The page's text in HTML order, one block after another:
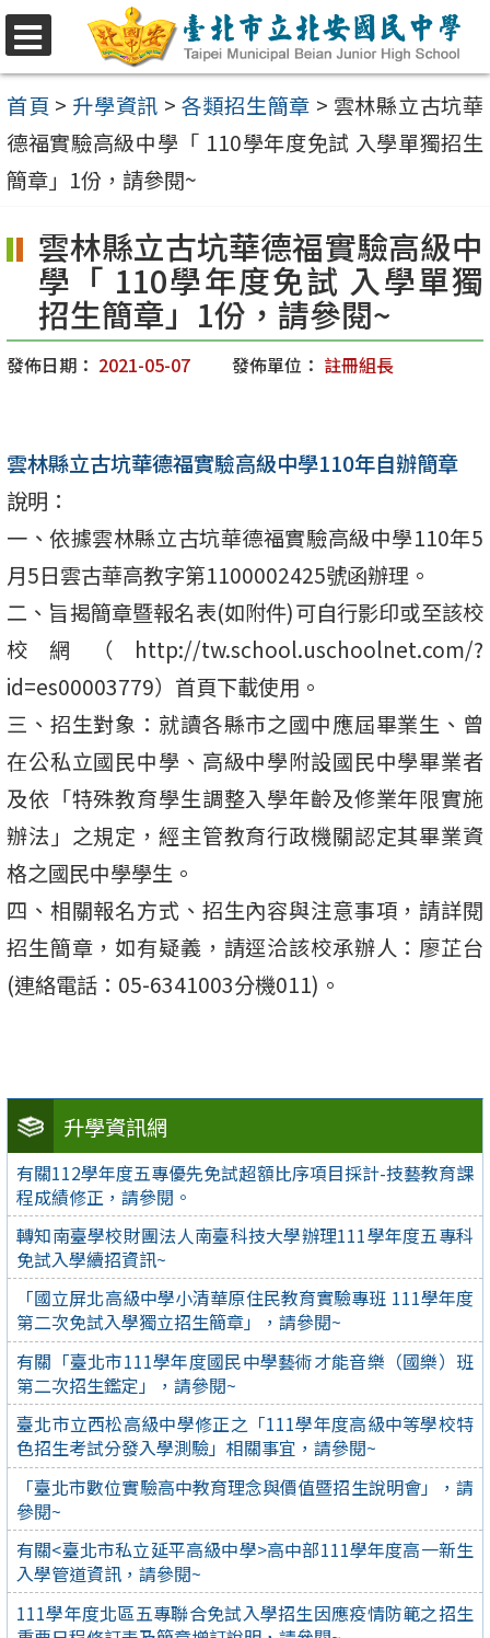
選
單
跳
至
主
要
內
區
首頁 > 升學資訊 > 各類招生簡章 > 雲林縣立古坑華
德福實驗高級中學「 110學年度免試 入學單獨招生
簡章」1份，請參閱~
升學資訊網
有關112學年度五專優先免試超額比序項目採計-技藝教育課
程成績修正，請參閱。
轉知南臺學校財團法人南臺科技大學辦理111學年度五專科
免試入學續招資訊~
「國立屏北高級中學小清華原住民教育實驗專班 111學年度
第二次免試入學獨立招生簡章」，請參閱~
有關「臺北市111學年度國民中學藝術才能音樂（國樂）班
第二次招生鑑定」，請參閱~
臺北市立西松高級中學修正之「111學年度高級中等學校特
色招生考試分發入學測驗」相關事宜，請參閱~
「臺北市數位實驗高中教育理念與價值暨招生說明會」，請
參閱~
有關<臺北市私立延平高級中學>高中部111學年度高一新生
入學管道資訊，請參閱~
111學年度北區五專聯合免試入學招生因應疫情防範之招生
雲林縣立古坑華德福實驗高級中
學「 110學年度免試 入學單獨
招生簡章」1份，請參閱~
發佈日期： 2021-05-07 發佈單位： 註冊組長
雲林縣立古坑華德福實驗高級中學110年自辦簡章
說明：
一、依據雲林縣立古坑華德福實驗高級中學110年5
月5日雲古華高教字第1100002425號函辦理。
二、旨揭簡章暨報名表(如附件)可自行影印或至該校
校網（http://tw.school.uschoolnet.com/?
id=es00003779）首頁下載使用。
三、招生對象：就讀各縣市之國中應屆畢業生、曾
在公私立國民中學、高級中學附設國民中學畢業者
及依「特殊教育學生調整入學年齡及修業年限實施
辦法」之規定，經主管教育行政機關認定其畢業資
格之國民中學學生。
四、相關報名方式、招生內容與注意事項，請詳閱
招生簡章，如有疑義，請逕洽該校承辦人：廖芷台
(連絡電話：05-6341003分機011)。